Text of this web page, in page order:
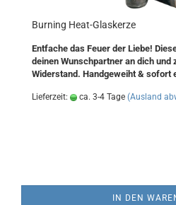
Burning Heat-Glaskerze
Entfache das Feuer der Liebe!
deinen Wunschpartner an dich und
Widerstand. Handgeweiht & sofort
Lieferzeit: ca. 3-4 Tage (Ausland
IN DEN